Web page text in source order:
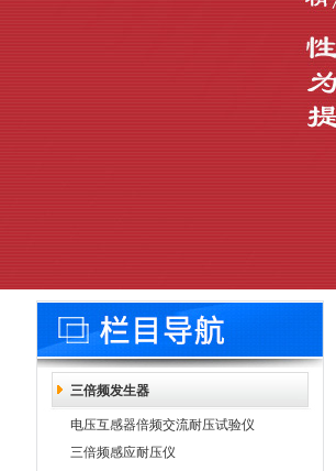
三倍频发生器
电压互感器倍频交流耐压试验仪
三倍频感应耐压仪